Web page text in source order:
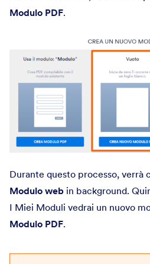
Modulo PDF.
Durante questo processo, verrà
Modulo web in background.
I Miei Moduli vedrai un nuovo
Modulo PDF.